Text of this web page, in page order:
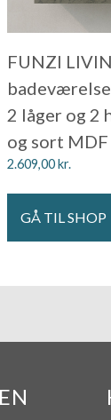
FUNZI
2 låger og 2
og sort MDF
2.609,00kr.
GÅ TIL SHOP